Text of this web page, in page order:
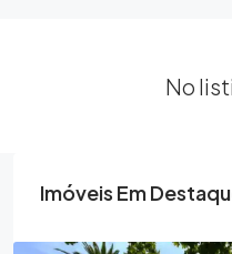
No
Imóveis Em